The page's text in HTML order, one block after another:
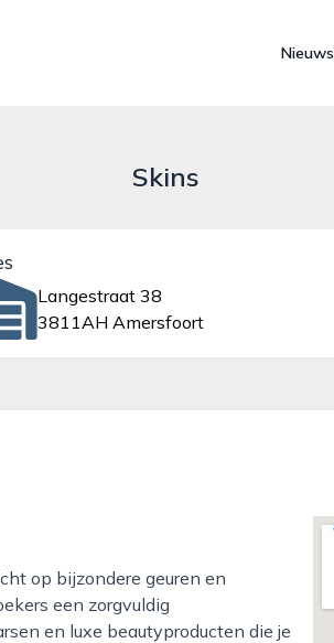
Nieuws
Skins
Langestraat 38
3811AH Amersfoort
een zorgvuldig
en luxe beautyproducten die je